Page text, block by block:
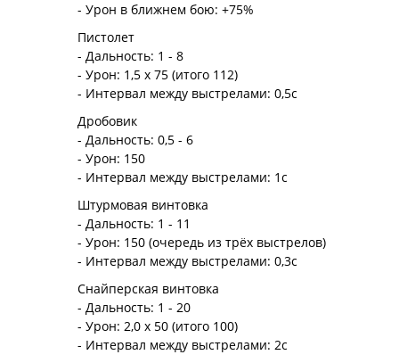
- Урон в ближнем бою: +75%
Пистолет
- Дальность: 1 - 8
- Урон: 1,5 х 75 (итого 112)
- Интервал между выстрелами: 0,5с
Дробовик
- Дальность: 0,5 - 6
- Урон: 150
- Интервал между выстрелами: 1с
Штурмовая винтовка
- Дальность: 1 - 11
- Урон: 150 (очередь из трёх выстрелов)
- Интервал между выстрелами: 0,3с
Снайперская винтовка
- Дальность: 1 - 20
- Урон: 2,0 х 50 (итого 100)
- Интервал между выстрелами: 2с